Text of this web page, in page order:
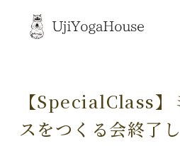
【SpecialClass】
スをつくる会終了